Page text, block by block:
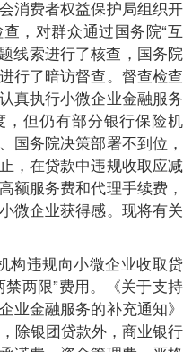
消费者权益保护局组织开
，对群众通过国务院“互
线索进行了核查，国务院
行了暗访督查。督查检查
真执行小微企业金融服务
但仍有部分银行保险机
国务院决策部署不到位，
，在贷款中违规收取应减
额服务费和代理手续费，
微企业获得感。现将有关
违规向小微企业收取贷
两限”费用。《关于支持
业金融服务的补充通知》
除银团贷款外，商业银行